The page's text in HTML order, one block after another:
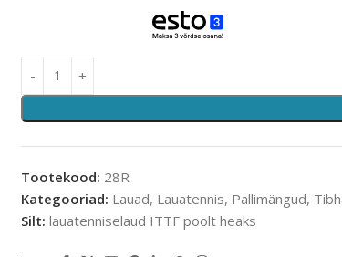
Tootekood: 28R
Kategooriad: Lauad, Lauatennis, Pallimängud,
Silt: lauatenniselaud ITTF poolt heaks